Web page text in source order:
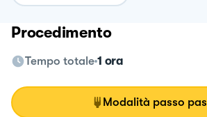
Procedimento
Tempo totale 1 ora
Modalità passo